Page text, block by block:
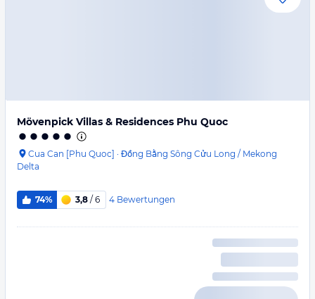
Mövenpick Villas & Residences Phu Quoc
Cua Can [Phu Quoc] · Đồng Bằng Sông Cửu Long / Mekong
Delta
74% 3,8 / 6 4 Bewertungen